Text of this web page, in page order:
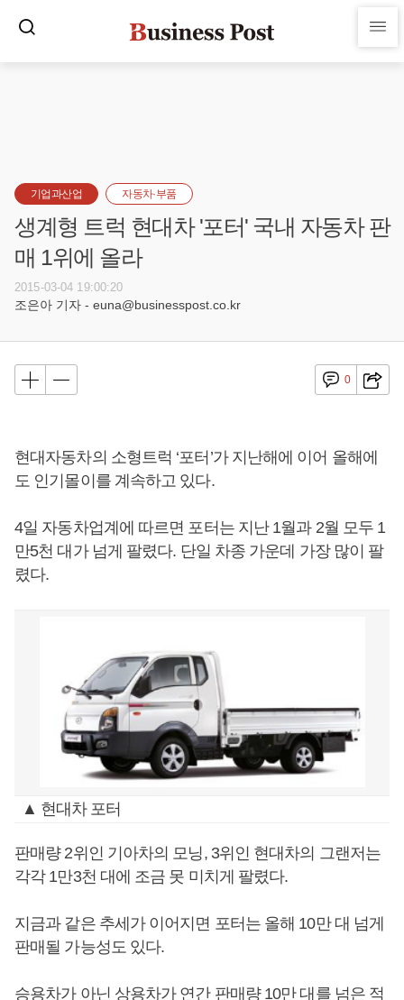
기업과산업 자동차·부품
생계형 트럭 현대차 '포터' 국내 자동차 판
매 1위에 올라
2015-03-04 19:00:20
조은아 기자 - euna@businesspost.co.kr
0
현대자동차의 소형트럭 ‘포터’가 지난해에 이어 올해에
도 인기몰이를 계속하고 있다.
4일 자동차업계에 따르면 포터는 지난 1월과 2월 모두 1
만5천 대가 넘게 팔렸다. 단일 차종 가운데 가장 많이 팔
렸다.
▲ 현대차 포터
판매량 2위인 기아차의 모닝, 3위인 현대차의 그랜저는
각각 1만3천 대에 조금 못 미치게 팔렸다.
지금과 같은 추세가 이어지면 포터는 올해 10만 대 넘게
판매될 가능성도 있다.
승용차가 아닌 상용차가 연간 판매량 10만 대를 넘은 적